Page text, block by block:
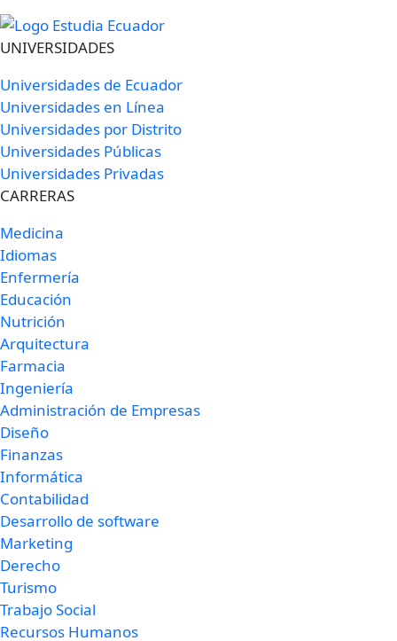
UNIVERSIDADES
Universidades de Ecuador
Universidades en Línea
Universidades por Distrito
Universidades Públicas
Universidades Privadas
CARRERAS
Medicina
Idiomas
Enfermería
Educación
Nutrición
Arquitectura
Farmacia
Ingeniería
Administración de Empresas
Diseño
Finanzas
Informática
Contabilidad
Desarrollo de software
Marketing
Derecho
Turismo
Trabajo Social
Recursos Humanos